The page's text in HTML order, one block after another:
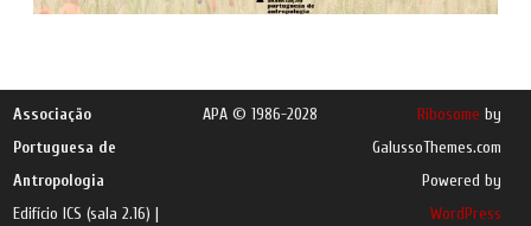
Associação
Portuguesa de
Antropologia
Edifício ICS (sala 2.16) |
APA © 1986-2028 Ribosome by
GalussoThemes.com
Powered by
WordPress